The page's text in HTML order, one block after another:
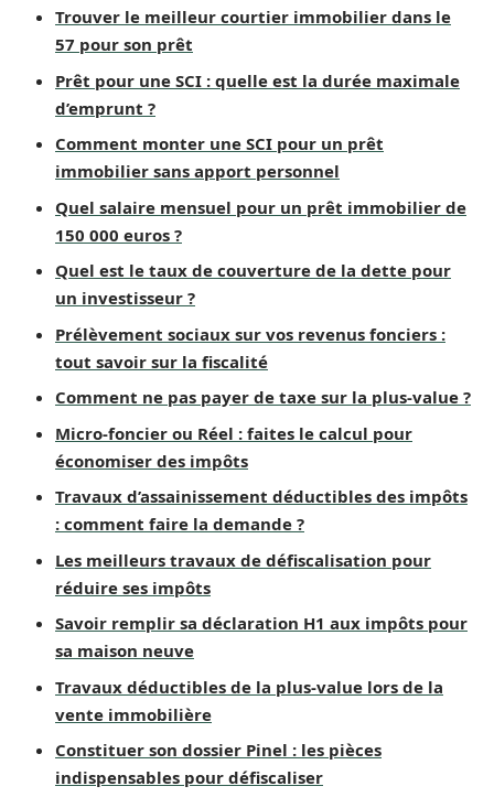
Trouver le meilleur courtier immobilier dans le
57 pour son prêt
Prêt pour une SCI : quelle est la durée maximale
d’emprunt ?
Comment monter une SCI pour un prêt
immobilier sans apport personnel
Quel salaire mensuel pour un prêt immobilier de
150 000 euros ?
Quel est le taux de couverture de la dette pour
un investisseur ?
Prélèvement sociaux sur vos revenus fonciers :
tout savoir sur la fiscalité
Comment ne pas payer de taxe sur la plus-value ?
Micro-foncier ou Réel : faites le calcul pour
économiser des impôts
Travaux d’assainissement déductibles des impôts
: comment faire la demande ?
Les meilleurs travaux de défiscalisation pour
réduire ses impôts
Savoir remplir sa déclaration H1 aux impôts pour
sa maison neuve
Travaux déductibles de la plus-value lors de la
vente immobilière
Constituer son dossier Pinel : les pièces
indispensables pour défiscaliser